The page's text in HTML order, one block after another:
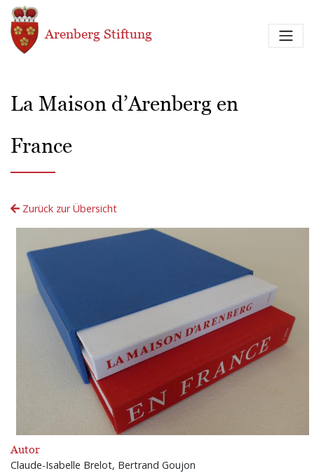
Direkt zum Inhalt
Arenberg Stiftung
La Maison d’Arenberg en
France
Zurück zur Übersicht
Autor
Claude-Isabelle Brelot, Bertrand Goujon